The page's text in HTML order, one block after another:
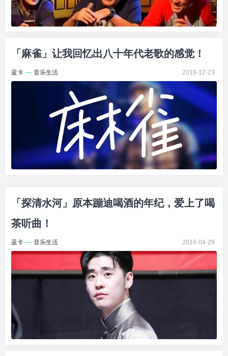
「麻雀」让我回忆出八十年代老歌的感觉！
蓝卡 — 音乐生活 2019-12-23
「探清水河」原本蹦迪喝酒的年纪，爱上了喝
茶听曲！
蓝卡 — 音乐生活 2018-04-29